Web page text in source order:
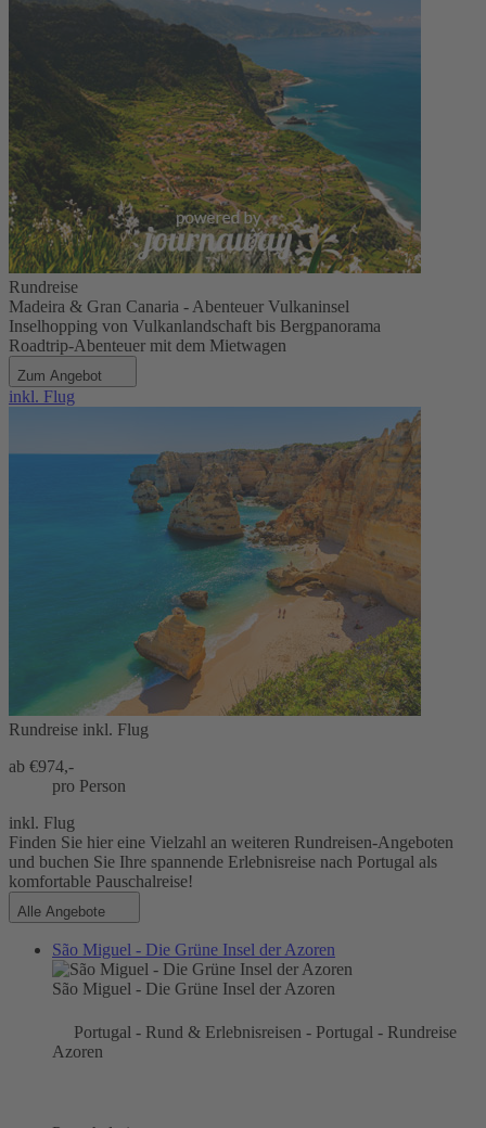
Rundreise
Madeira & Gran Canaria - Abenteuer Vulkaninsel
Inselhopping von Vulkanlandschaft bis Bergpanorama
Roadtrip-Abenteuer mit dem Mietwagen
Zum Angebot
inkl. Flug
Rundreise inkl. Flug
ab €974,-
pro Person
inkl. Flug
Finden Sie hier eine Vielzahl an weiteren Rundreisen-Angeboten
und buchen Sie Ihre spannende Erlebnisreise nach Portugal als
komfortable Pauschalreise!
Alle Angebote
São Miguel - Die Grüne Insel der Azoren
São Miguel - Die Grüne Insel der Azoren
Portugal - Rund & Erlebnisreisen - Portugal - Rundreise
Azoren